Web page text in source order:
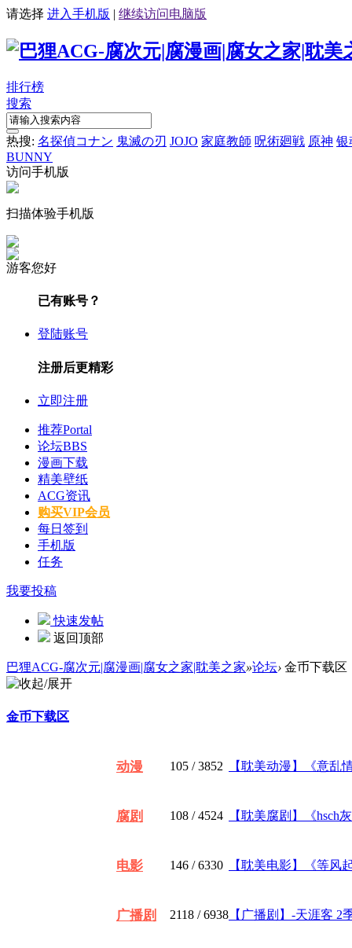
请选择 进入手机版 | 继续访问电脑版
排行榜
搜索
热搜: 名探偵コナン 鬼滅の刃 JOJO 家庭教師 呪術廻戦 原神 银
BUNNY
访问手机版
扫描体验手机版
游客您好
已有账号？
登陆账号
注册后更精彩
立即注册
推荐Portal
论坛BBS
漫画下载
精美壁纸
ACG资讯
购买VIP会员
每日签到
手机版
任务
我要投稿
快速发帖
返回顶部
巴狸ACG-腐次元|腐漫画|腐女之家|耽美之家»论坛› 金币下载区
金币下载区
动漫 105 / 3852 【耽美动漫】《意乱
腐剧 108 / 4524 【耽美腐剧】《hsch
电影 146 / 6330 【耽美电影】《等风
广播剧 2118 / 6938 【广播剧】-天涯客 2